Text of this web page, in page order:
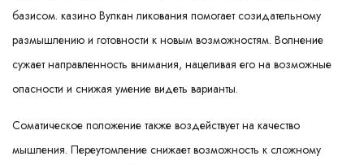
базисом. казино Вулкан ликования помогает созидательному
размышлению и готовности к новым возможностям. Волнение
сужает направленность внимания, нацеливая его на возможные
опасности и снижая умение видеть варианты.
Соматическое положение также воздействует на качество
мышления. Переутомление снижает возможность к сложному